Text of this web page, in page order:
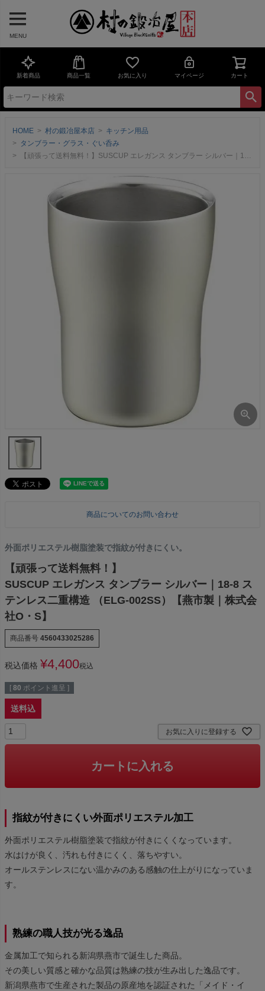
MENU
新着商品 商品一覧 お気に入り マイページ カート
HOME 村の鍛冶屋本店
キッチン用品
タンブラー・グラス・ぐい呑み
【頑張って送料無料！】SUSCUP エレガンス タンブラー シルバー｜18-8 ステンレス二重構造 （ELG-002SS）【燕市製｜株式会社O・S】
商品についてのお問い合わせ
外面ポリエステル樹脂塗装で指紋が付きにくい。
【頑張って送料無料！】
SUSCUP エレガンス タンブラー シルバー｜18-8 ス
テンレス二重構造 （ELG-002SS）【燕市製｜株式会
社O・S】
商品番号 4560433025286
税込価格 ¥4,400税込
[ 80 ポイント進呈 ]
送料込
お気に入りに登録する
カートに入れる
指紋が付きにくい外面ポリエステル加工
外面ポリエステル樹脂塗装で指紋が付きにくくなっています。
水はけが良く、汚れも付きにくく、落ちやすい。
オールステンレスにない温かみのある感触の仕上がりになっていま
す。
熟練の職人技が光る逸品
金属加工で知られる新潟県燕市で誕生した商品。
その美しい質感と確かな品質は熟練の技が生み出した逸品です。
新潟県燕市で生産された製品の原産地を認証された「メイド・イ